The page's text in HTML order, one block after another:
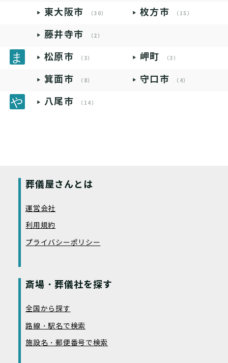
東大阪市 （30） 枚方市 （15）
藤井寺市 （2）
松原市 （3） 岬町 （3）
箕面市 （8） 守口市 （4）
八尾市 （14）
葬儀屋さんとは
運営会社
利用規約
プライバシーポリシー
斎場・葬儀社を探す
全国から探す
路線・駅名で検索
施設名・郵便番号で検索